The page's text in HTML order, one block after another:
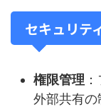
セキュリテ
権限管理
外部共有の